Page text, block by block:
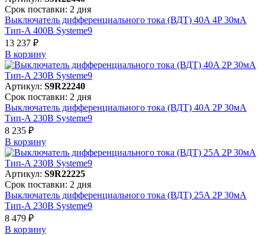
Срок поставки: 2 дня
Выключатель дифференциального тока (ВДТ) 40A 4P 30мА
Тип-A 400В Systeme9
13 237 ₽
В корзинy
Артикул: S9R22240
Срок поставки: 2 дня
Выключатель дифференциального тока (ВДТ) 40A 2P 30мА
Тип-A 230В Systeme9
8 235 ₽
В корзинy
Артикул: S9R22225
Срок поставки: 2 дня
Выключатель дифференциального тока (ВДТ) 25A 2P 30мА
Тип-A 230В Systeme9
8 479 ₽
В корзинy